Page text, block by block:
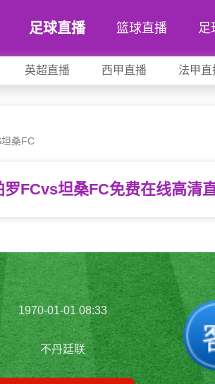
足球直播 篮球直播 足
英超直播 西甲直播 法甲直
桑FC
罗FCvs坦桑FC免费在线高清
1970-01-01 08:33
不丹廷联